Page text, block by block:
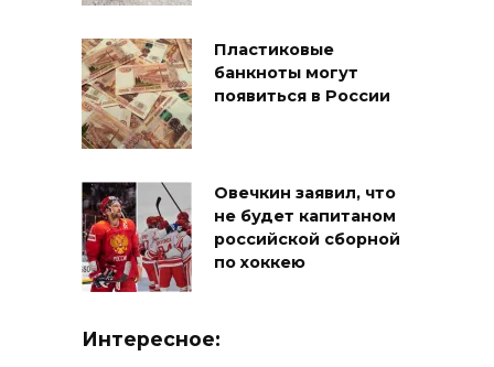
Пластиковые
банкноты могут
появиться в России
Овечкин заявил, что
не будет капитаном
российской сборной
по хоккею
Интересное: